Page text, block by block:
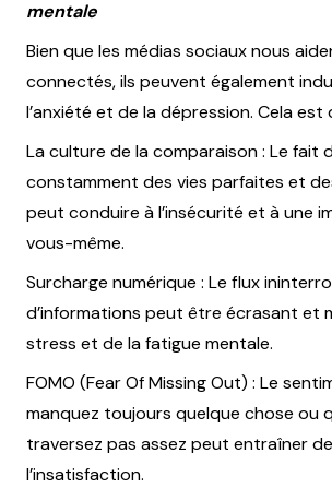
mentale
Bien que les médias sociaux nous
connectés, ils peuvent également
l’anxiété et de la dépression. Cela est
La culture de la comparaison : Le fait
constamment des vies parfaites et
peut conduire à l’insécurité et à une
vous-même.
Surcharge numérique : Le flux
d’informations peut être écrasant et
stress et de la fatigue mentale.
FOMO (Fear Of Missing Out) : Le
manquez toujours quelque chose ou
traversez pas assez peut entraîner
l’insatisfaction.